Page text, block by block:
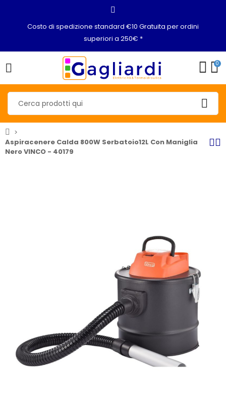
Costo di spedizione standard €10 Gratuita per ordini
superiori a 250€ *
0
Aspiracenere Calda 800W Serbatoio12L Con Maniglia
Nero VINCO - 40179